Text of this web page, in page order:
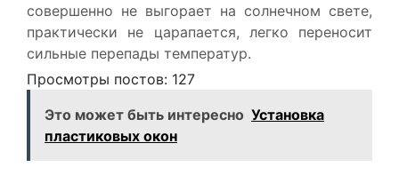
совершенно не выгорает на солнечном свете,
практически не царапается, легко переносит
сильные перепады температур.
Просмотры постов: 127
Это может быть интересно Установка
пластиковых окон